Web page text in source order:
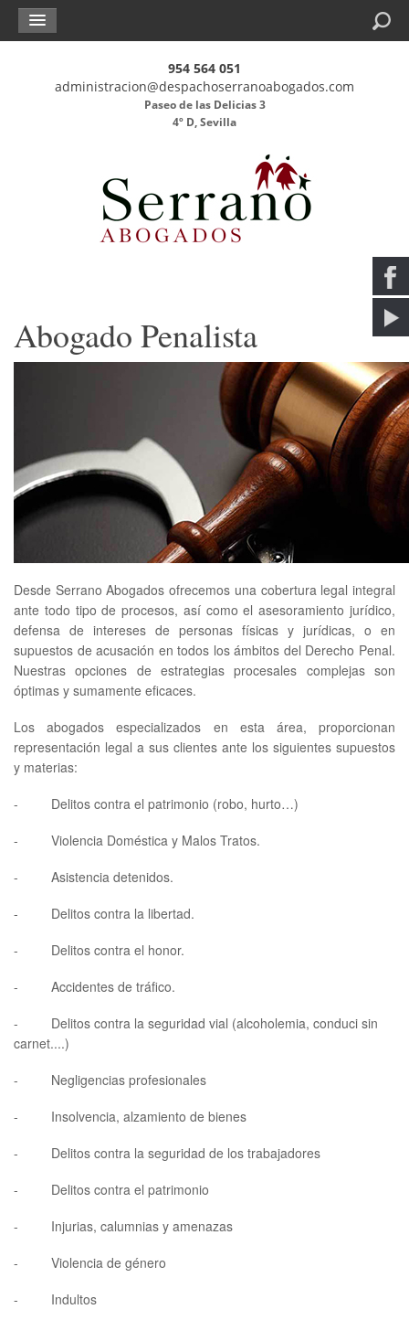
954 564 051
administracion@despachoserranoabogados.com
Paseo de las Delicias 3
4º D, Sevilla
Abogado Penalista
Desde Serrano Abogados ofrecemos una cobertura legal integral
ante todo tipo de procesos, así como el asesoramiento jurídico,
defensa de intereses de personas físicas y jurídicas, o en
supuestos de acusación en todos los ámbitos del Derecho Penal.
Nuestras opciones de estrategias procesales complejas son
óptimas y sumamente eficaces.
Los abogados especializados en esta área, proporcionan
representación legal a sus clientes ante los siguientes supuestos
y materias:
- Delitos contra el patrimonio (robo, hurto…)
- Violencia Doméstica y Malos Tratos.
- Asistencia detenidos.
- Delitos contra la libertad.
- Delitos contra el honor.
- Accidentes de tráfico.
- Delitos contra la seguridad vial (alcoholemia, conduci sin
carnet....)
- Negligencias profesionales
- Insolvencia, alzamiento de bienes
- Delitos contra la seguridad de los trabajadores
- Delitos contra el patrimonio
- Injurias, calumnias y amenazas
- Violencia de género
- Indultos